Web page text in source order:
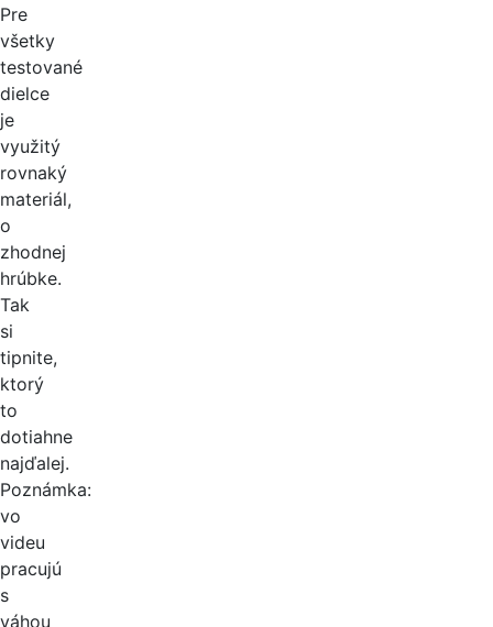
Pre
všetky
testované
dielce
je
využitý
rovnaký
materiál,
o
zhodnej
hrúbke.
Tak
si
tipnite,
ktorý
to
dotiahne
najďalej.
Poznámka:
vo
videu
pracujú
s
váhou